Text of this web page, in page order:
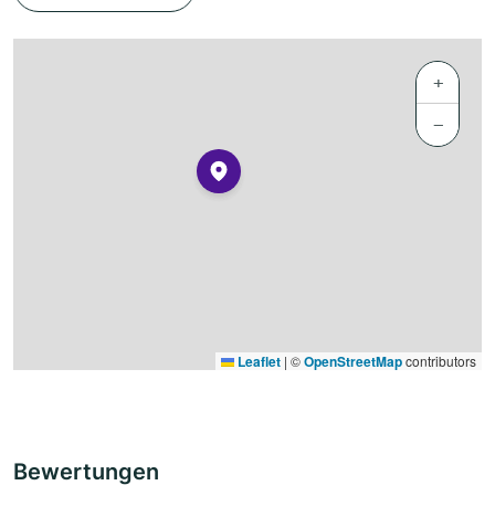
+
−
Leaflet | ©OpenStreetMapcontributors
Bewertungen